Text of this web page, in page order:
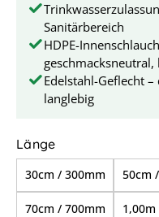
Sanitärbereich
HDPE-
Edelstahl-Geflecht
langlebig
Längeauswählen
30cm / 300mm 50cm
70cm / 700mm